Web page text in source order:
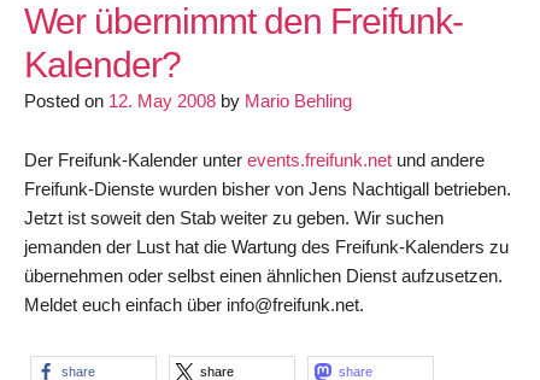
Wer übernimmt den Freifunk-
Kalender?
Posted on 12. May 2008 by Mario Behling
Der Freifunk-Kalender unter events.freifunk.net und andere
Freifunk-Dienste wurden bisher von Jens Nachtigall betrieben.
Jetzt ist soweit den Stab weiter zu geben. Wir suchen
jemanden der Lust hat die Wartung des Freifunk-Kalenders zu
übernehmen oder selbst einen ähnlichen Dienst aufzusetzen.
Meldet euch einfach über info@freifunk.net.
share share share